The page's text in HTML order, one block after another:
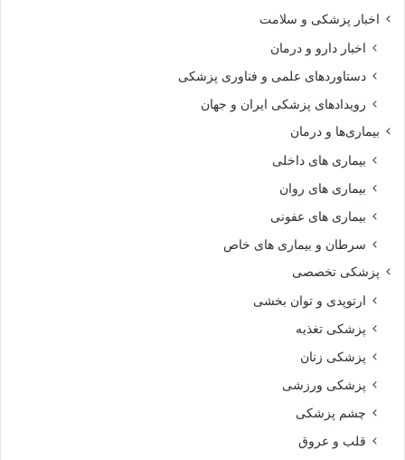
اخبار پزشکی و سلامت
اخبار دارو و درمان
دستاوردهای علمی و فناوری پزشکی
رویدادهای پزشکی ایران و جهان
بیماری‌ها و درمان
بیماری های داخلی
بیماری های روان‌
بیماری های عفونی
سرطان و بیماری های خاص
پزشکی تخصصی
ارتوپدی و توان بخشی
پزشکی تغذیه
پزشکی زنان
پزشکی ورزشی
چشم پزشکی
قلب و عروق